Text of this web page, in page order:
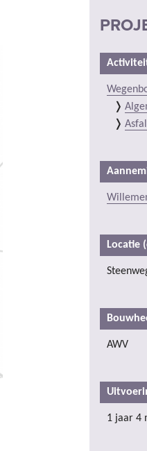
Locatie
AWV
1 jaar 4